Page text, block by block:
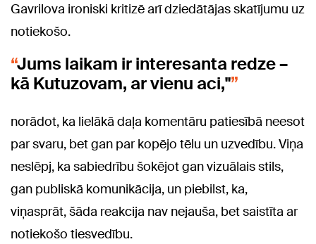
Gavrilova ironiski kritizē arī dziedātājas skatījumu uz
notiekošo.
Jums laikam ir interesanta redze –
kā Kutuzovam, ar vienu aci,"
norādot, ka lielākā daļa komentāru patiesībā neesot
par svaru, bet gan par kopējo tēlu un uzvedību. Viņa
neslēpj, ka sabiedrību šokējot gan vizuālais stils,
gan publiskā komunikācija, un piebilst, ka,
viņasprāt, šāda reakcija nav nejauša, bet saistīta ar
notiekošo tiesvedību.